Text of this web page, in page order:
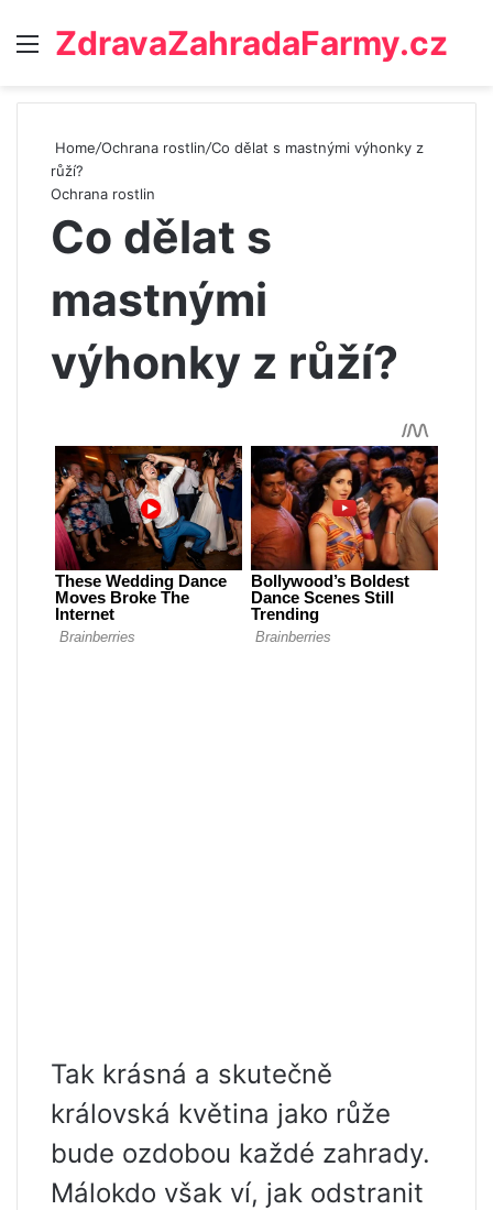
Menu
ZdravaZahradaFarmy.cz
Home/Ochrana rostlin/Co dělat s mastnými výhonky z
růží?
Ochrana rostlin
Co dělat s
mastnými
výhonky z růží?
Tak krásná a skutečně
královská květina jako růže
bude ozdobou každé zahrady.
Málokdo však ví, jak odstranit